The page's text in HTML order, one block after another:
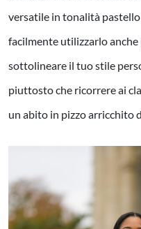
versatile in tonalità
facilmente utilizzarlo
sottolineare il tuo stile
piuttosto che ricorrere ai
un abito in pizzo arricchito